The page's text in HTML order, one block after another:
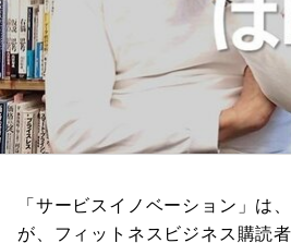
「サービスイノベーション」は
が、フィットネスビジネス購読